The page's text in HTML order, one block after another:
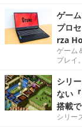
ゲー
プロ
rza
ゲーム
プレイ
シリ
ない
搭載
シリー